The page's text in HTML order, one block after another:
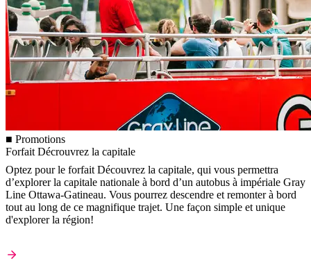
■ Promotions
Forfait Décrouvrez la capitale
Optez pour le forfait Découvrez la capitale, qui vous permettra
d’explorer la capitale nationale à bord d’un autobus à impériale Gray
Line Ottawa-Gatineau. Vous pourrez descendre et remonter à bord
tout au long de ce magnifique trajet. Une façon simple et unique
d'explorer la région!